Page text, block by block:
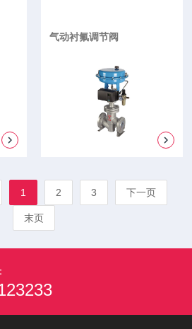
气动衬氟调节阀
1 2 3 下一页
末页